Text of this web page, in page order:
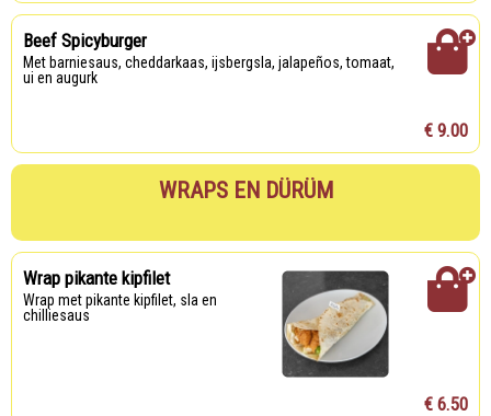
Beef Spicyburger
met barniesaus, cheddarkaas, ijsbergsla, jalapeños, tomaat,
ui en augurk
€ 9.00
WRAPS EN DÜRÜM
Wrap pikante kipfilet
Wrap met pikante kipfilet, sla en
chilliesaus
€ 6.50